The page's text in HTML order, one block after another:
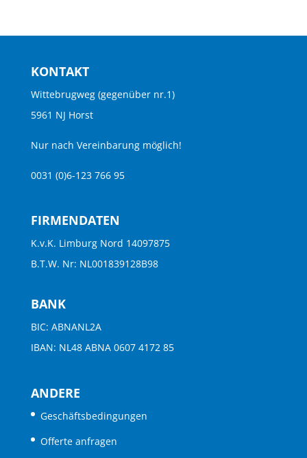
KONTAKT
Wittebrugweg (gegenüber nr.1)
5961 NJ Horst
Nur nach Vereinbarung möglich!
0031 (0)6-123 766 95
FIRMENDATEN
K.v.K. Limburg Nord 14097875
B.T.W. Nr: NL001839128B98
BANK
BIC: ABNANL2A
IBAN: NL48 ABNA 0607 4172 85
ANDERE
Geschäftsbedingungen
Offerte anfragen